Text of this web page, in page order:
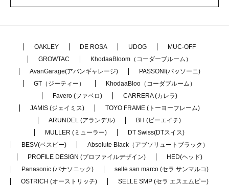
OAKLEY DE ROSA UDOG
MUC-OFF
GROWTAC
KhodaaBloom（コーダーブルーム）
AvanGarage(アバンギャレージ)
PASSONI(パッソーニ)
GT（ジーティー）
KhodaaBloo（コーダブルーム）
Favero (ファベロ)
CARRERA (カレラ)
JAMIS (ジェイミス)
TOYO FRAME (トーヨーフレーム)
ARUNDEL (アランデル)
BH (ビーエイチ)
MULLER (ミューラー)
DT Swiss(DTスイス)
BESV(ベスビー)
Absolute Black（アブソリュートブラック）
PROFILE DESIGN (プロファイルデザイン)
HED(ヘッド)
Panasonic (パナソニック)
selle san marco (セラ サンマルコ)
OSTRICH (オーストリッチ)
SELLE SMP (セラ エスエムピー)